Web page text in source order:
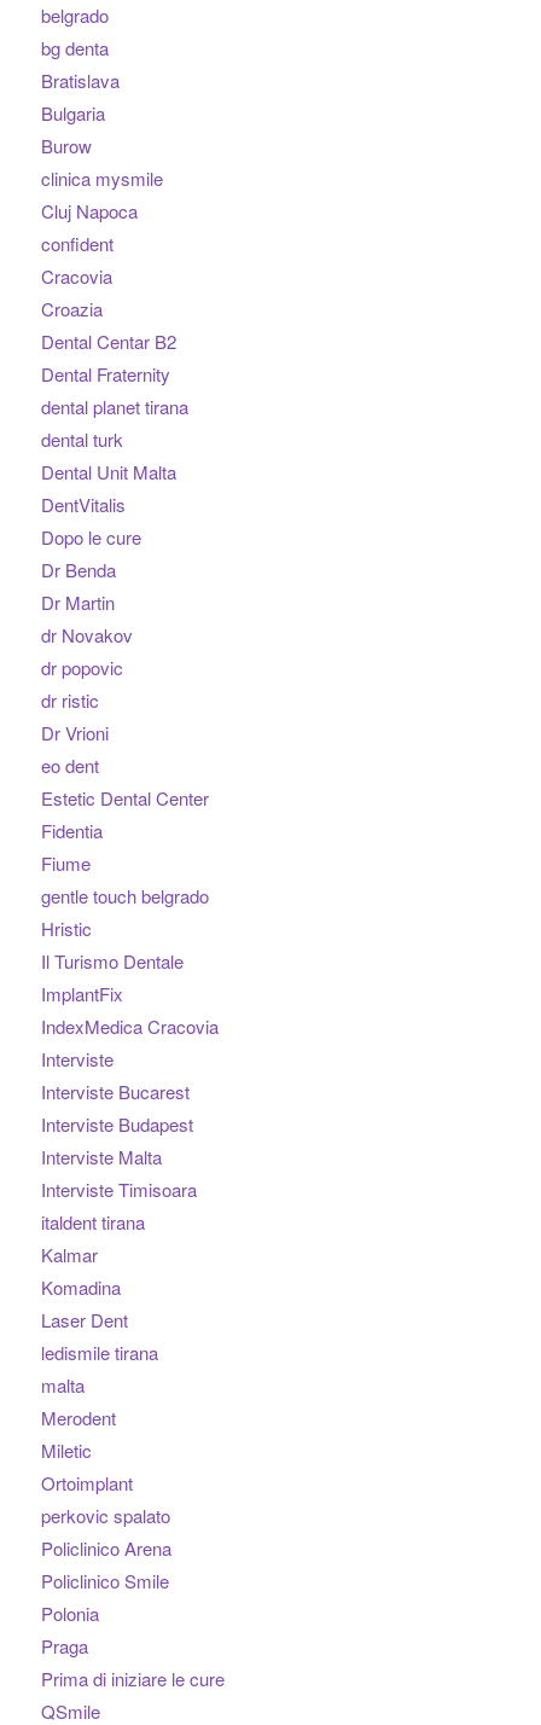
belgrado
bg denta
Bratislava
Bulgaria
Burow
clinica mysmile
Cluj Napoca
confident
Cracovia
Croazia
Dental Centar B2
Dental Fraternity
dental planet tirana
dental turk
Dental Unit Malta
DentVitalis
Dopo le cure
Dr Benda
Dr Martin
dr Novakov
dr popovic
dr ristic
Dr Vrioni
eo dent
Estetic Dental Center
Fidentia
Fiume
gentle touch belgrado
Hristic
Il Turismo Dentale
ImplantFix
IndexMedica Cracovia
Interviste
Interviste Bucarest
Interviste Budapest
Interviste Malta
Interviste Timisoara
italdent tirana
Kalmar
Komadina
Laser Dent
ledismile tirana
malta
Merodent
Miletic
Ortoimplant
perkovic spalato
Policlinico Arena
Policlinico Smile
Polonia
Praga
Prima di iniziare le cure
QSmile